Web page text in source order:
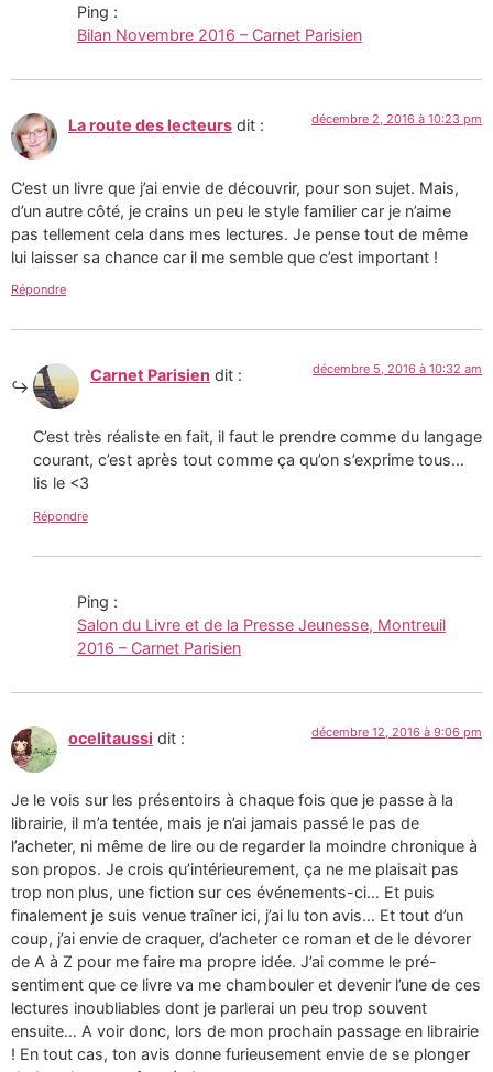
Ping :
Bilan Novembre 2016 – Carnet Parisien
La route des lecteurs dit : décembre 2, 2016 à 10:23 pm
C’est un livre que j’ai envie de découvrir, pour son sujet. Mais,
d’un autre côté, je crains un peu le style familier car je n’aime
pas tellement cela dans mes lectures. Je pense tout de même
lui laisser sa chance car il me semble que c’est important !
Répondre
Carnet Parisien dit : décembre 5, 2016 à 10:32 am
C’est très réaliste en fait, il faut le prendre comme du langage
courant, c’est après tout comme ça qu’on s’exprime tous…
lis le <3
Répondre
Ping :
Salon du Livre et de la Presse Jeunesse, Montreuil
2016 – Carnet Parisien
ocelitaussi dit : décembre 12, 2016 à 9:06 pm
Je le vois sur les présentoirs à chaque fois que je passe à la
librairie, il m’a tentée, mais je n’ai jamais passé le pas de
l’acheter, ni même de lire ou de regarder la moindre chronique à
son propos. Je crois qu’intérieurement, ça ne me plaisait pas
trop non plus, une fiction sur ces événements-ci… Et puis
finalement je suis venue traîner ici, j’ai lu ton avis… Et tout d’un
coup, j’ai envie de craquer, d’acheter ce roman et de le dévorer
de A à Z pour me faire ma propre idée. J’ai comme le pré-
sentiment que ce livre va me chambouler et devenir l’une de ces
lectures inoubliables dont je parlerai un peu trop souvent
ensuite… A voir donc, lors de mon prochain passage en librairie
! En tout cas, ton avis donne furieusement envie de se plonger